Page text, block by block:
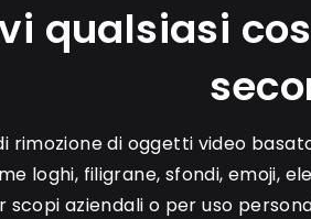
qualsiasi
rimozione di oggetti video
loghi, filigrane, sfondi, emoji,
scopi aziendali o per uso